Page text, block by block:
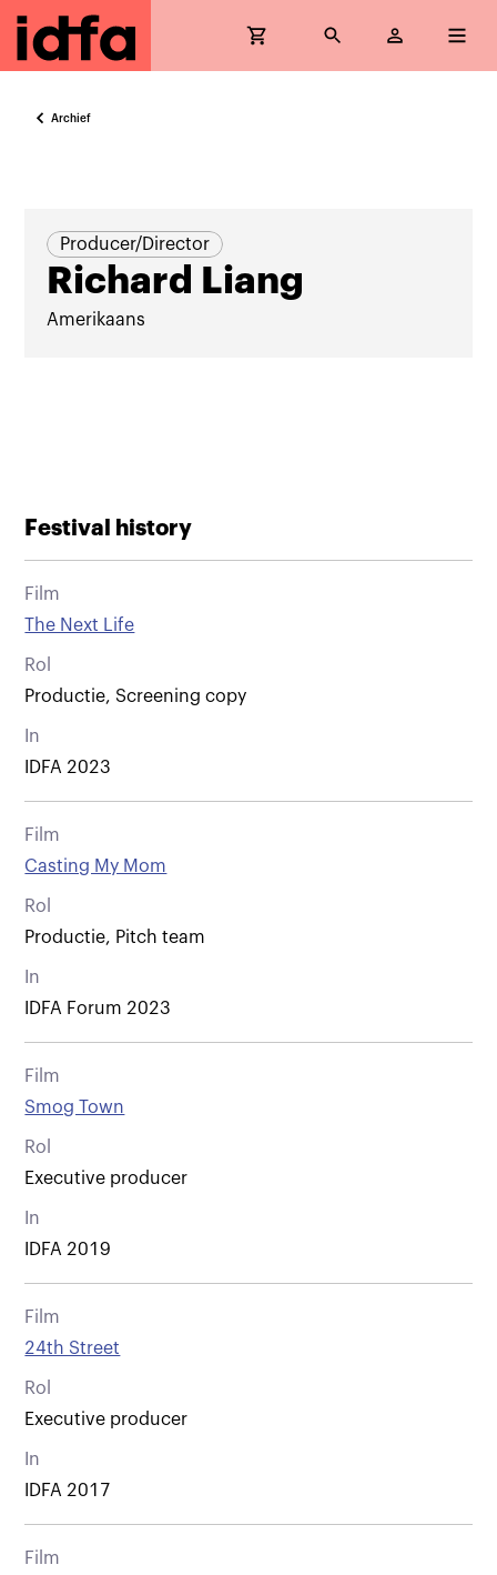
Archief
Producer/Director
Richard Liang
Amerikaans
Festival history
Film
The Next Life
Rol
Productie, Screening copy
In
IDFA 2023
Film
Casting My Mom
Rol
Productie, Pitch team
In
IDFA Forum 2023
Film
Smog Town
Rol
Executive producer
In
IDFA 2019
Film
24th Street
Rol
Executive producer
In
IDFA 2017
Film